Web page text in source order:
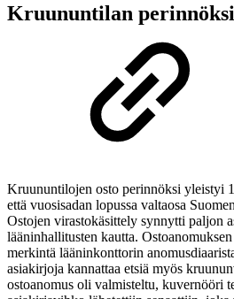
Kruununtilan
Kruununtilojen osto perinnöksi yleistyi
että vuosisadan lopussa valtaosa
Ostojen virastokäsittely synnytti paljon
lääninhallitusten kautta.
merkintä lääninkonttorin
asiakirjoja kannattaa etsiä myös
ostoanomus oli valmisteltu, kuvernööri